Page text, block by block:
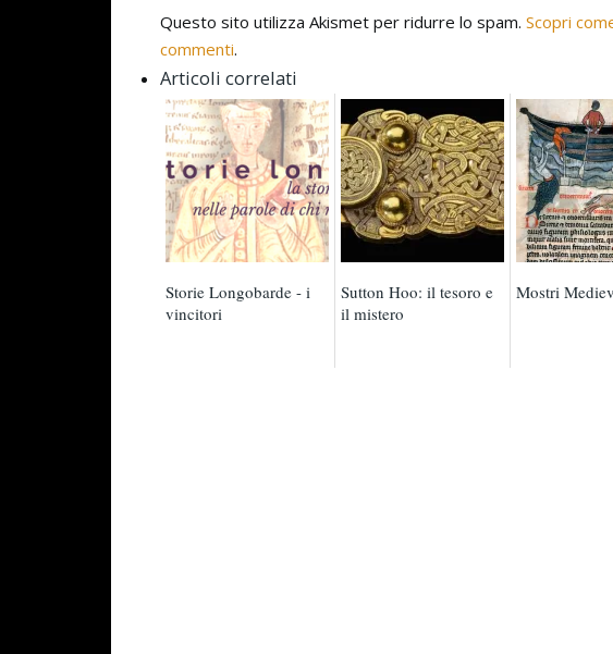
Questo sito utilizza Akismet per ridurre lo spam. Scopri
commenti.
Articoli correlati
Storie Longobarde - i
vincitori
Sutton Hoo: il tesoro e
il mistero
Mostri